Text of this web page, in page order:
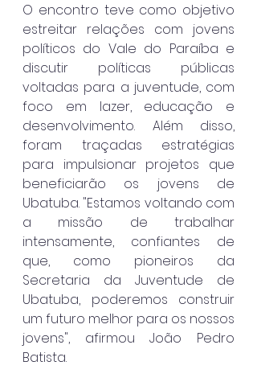
O encontro teve como objetivo
estreitar relações com jovens
políticos do Vale do Paraíba e
discutir políticas públicas
voltadas para a juventude, com
foco em lazer, educação e
desenvolvimento. Além disso,
foram traçadas estratégias
para impulsionar projetos que
beneficiarão os jovens de
Ubatuba. "Estamos voltando com
a missão de trabalhar
intensamente, confiantes de
que, como pioneiros da
Secretaria da Juventude de
Ubatuba, poderemos construir
um futuro melhor para os nossos
jovens", afirmou João Pedro
Batista.